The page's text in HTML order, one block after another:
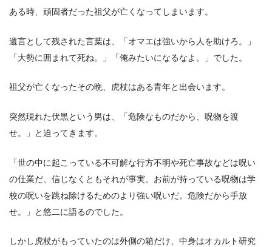
ある時、頑固者だった祖父が亡くなってしまいます。
遺言として残された言葉は、「オマエは強いから人を助けろ。」
「大勢に囲まれて死ね。」「俺みたいになるなよ。」でした。
祖父が亡くなったその晩、虎杖はある青年と出会います。
突然現れた伏黒という男は、「危険なものだから、呪物を渡
せ。」と迫ってきます。
「世の中に起こっている不可解な行方不明や死亡事故などは呪い
の仕業だ、信じなくともそれが事実。お前が持っている呪物は学
校の呪いを跳ね除けるためのより強い呪いだ。危険だから手放
せ。」と悠二に語るのでした。
しかし虎杖がもっていたのは外側の箱だけ、中身はオカルト研究